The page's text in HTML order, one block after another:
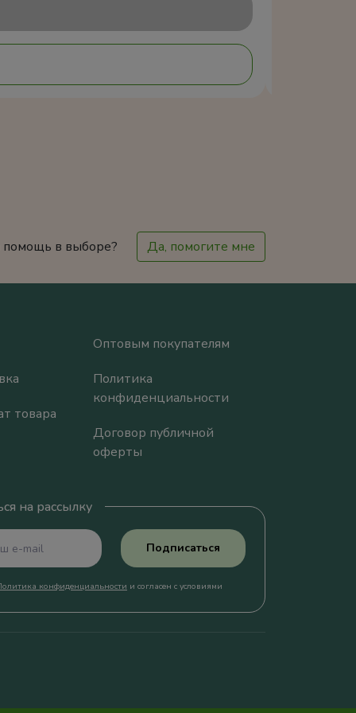
в выборе? Да, помогите мне
товара
Оптовым покупателям
Политика
конфиденциальности
Договор публичной
оферты
на рассылку
Подписаться
конфиденциальности и согласен с условиями